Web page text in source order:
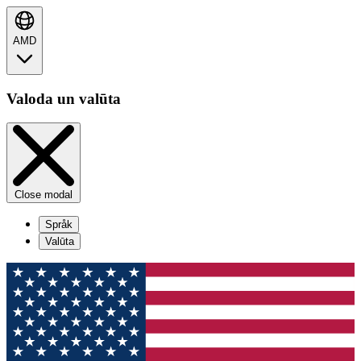
AMD
Valoda un valūta
Close modal
Språk
Valūta